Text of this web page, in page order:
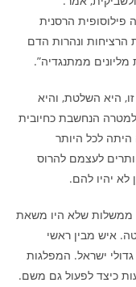
פילוסופית הרסנית
ונהרות הדם
ממתנגדיה”.
היא השלטת, והיא
הנחשבת כחיובית
לכל היותר
לעצמם להרוס
לא יהיו להם.
ממשלות שלא היו משאת
איש מבין ראשי
ישראל. המפלגות
כיצד לפעול גם משם.